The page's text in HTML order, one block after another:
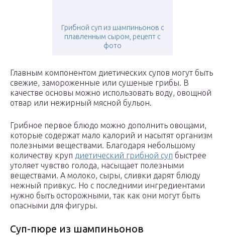
Грибной суп из шампиньонов с
плавленным сыром, рецепт с
фото
Главным компонентом диетических супов могут быть
свежие, замороженные или сушеные грибы. В
качестве основы можно использовать воду, овощной
отвар или нежирный мясной бульон.
Грибное первое блюдо можно дополнить овощами,
которые содержат мало калорий и насытят организм
полезными веществами. Благодаря небольшому
количеству круп диетический грибной суп быстрее
утоляет чувство голода, насыщает полезными
веществами. А молоко, сыры, сливки дарят блюду
нежный привкус. Но с последними ингредиентами
нужно быть осторожными, так как они могут быть
опасными для фигуры.
Суп-пюре из шампиньонов